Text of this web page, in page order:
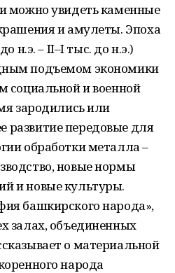
можно увидеть каменные
и амулеты. Эпоха
н.э. – II–I тыс. до н.э.)
подъемом экономики
социальной и военной
зародились или
развитие передовые для
обработки металла –
новые нормы
и новые культуры.
башкирского народа»,
залах, объединенных
о материальной
народа